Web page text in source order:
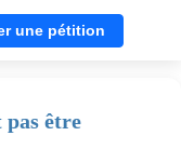
une pétition
pas être